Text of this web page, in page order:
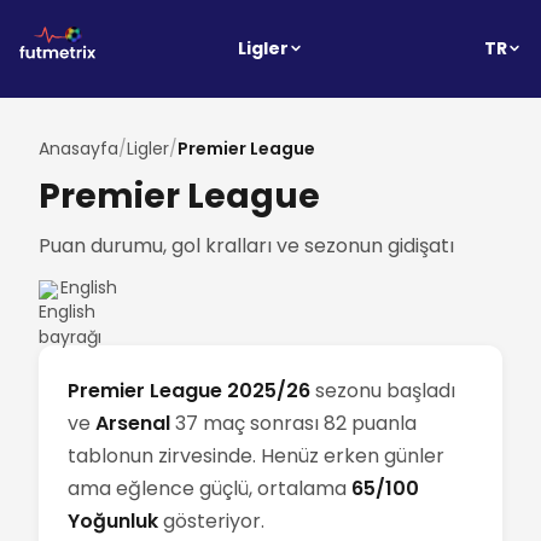
Ligler TR
Anasayfa/Ligler/Premier League
Premier League
Puan durumu, gol kralları ve sezonun gidişatı
English
Premier League 2025/26sezonu başladı
ve Arsenal37 maç sonrası 82 puanla
tablonun zirvesinde. Henüz erken günler
ama eğlence güçlü, ortalama 65/100
Yoğunlukgösteriyor.